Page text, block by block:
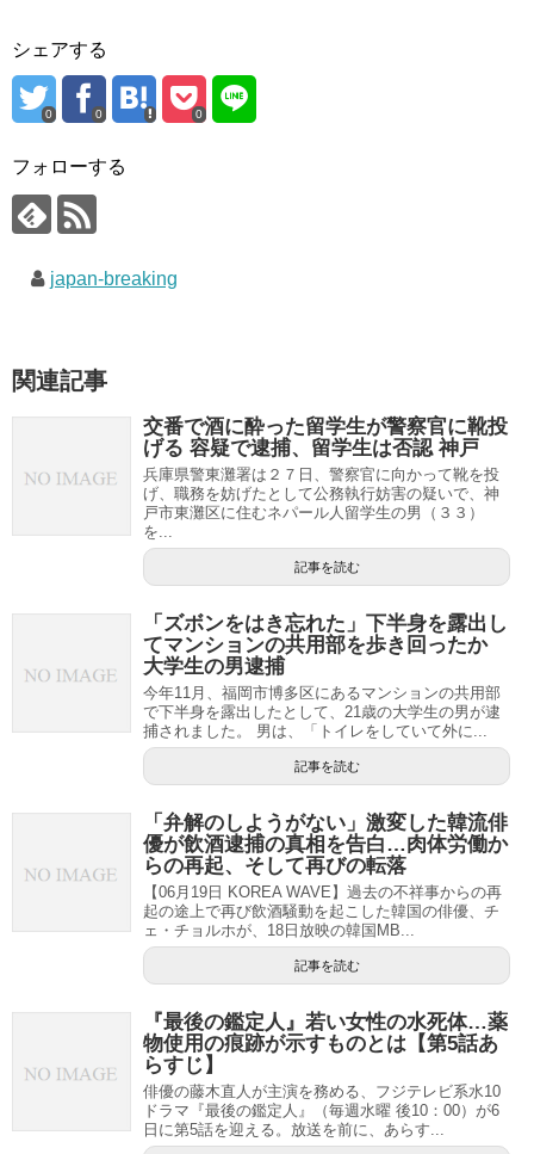
シェアする
0 0 0
フォローする
japan-breaking
関連記事
交番で酒に酔った留学生が警察官に靴投
げる 容疑で逮捕、留学生は否認 神戸
兵庫県警東灘署は２７日、警察官に向かって靴を投
げ、職務を妨げたとして公務執行妨害の疑いで、神
戸市東灘区に住むネパール人留学生の男（３３）
を...
記事を読む
「ズボンをはき忘れた」下半身を露出し
てマンションの共用部を歩き回ったか
大学生の男逮捕
今年11月、福岡市博多区にあるマンションの共用部
で下半身を露出したとして、21歳の大学生の男が逮
捕されました。 男は、「トイレをしていて外に...
記事を読む
「弁解のしようがない」激変した韓流俳
優が飲酒逮捕の真相を告白…肉体労働か
らの再起、そして再びの転落
【06月19日 KOREA WAVE】過去の不祥事からの再
起の途上で再び飲酒騒動を起こした韓国の俳優、チ
ェ・チョルホが、18日放映の韓国MB...
記事を読む
『最後の鑑定人』若い女性の水死体…薬
物使用の痕跡が示すものとは【第5話あ
らすじ】
俳優の藤木直人が主演を務める、フジテレビ系水10
ドラマ『最後の鑑定人』（毎週水曜 後10：00）が6
日に第5話を迎える。放送を前に、あらす...